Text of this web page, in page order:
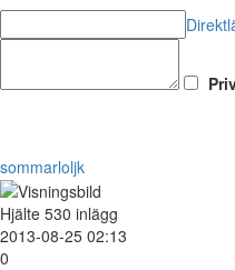
sommarloljk
Hjälte 530 inlägg
2013-08-25 02:13
0